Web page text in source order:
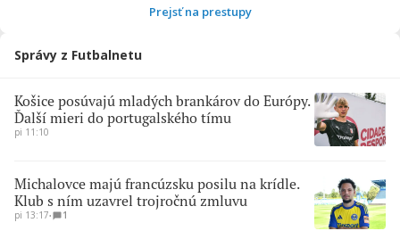
Prejsť na prestupy
Správy z Futbalnetu
Košice posúvajú mladých brankárov do Európy.
Ďalší mieri do portugalského tímu
pi 11:10
Michalovce majú francúzsku posilu na krídle.
Klub s ním uzavrel trojročnú zmluvu
pi 13:17∙ 1